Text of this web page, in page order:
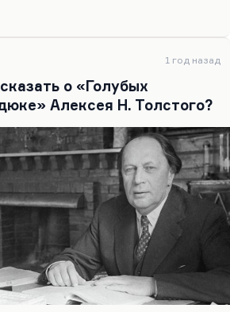
или внезапное исчезновение
на стоянке
был, куда его родители
истории с тайнами, но,
одна из самых больших
в разные сроки, такой
механизм растения... Люди
1 год назад
о «Голубых
Алексея Н. Толстого?